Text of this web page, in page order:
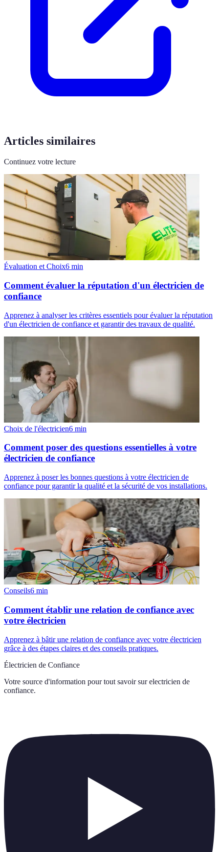
Articles similaires
Continuez votre lecture
Évaluation et Choix6 min
Comment évaluer la réputation d'un électricien de
confiance
Apprenez à analyser les critères essentiels pour évaluer la réputation
d'un électricien de confiance et garantir des travaux de qualité.
Choix de l'électricien6 min
Comment poser des questions essentielles à votre
électricien de confiance
Apprenez à poser les bonnes questions à votre électricien de
confiance pour garantir la qualité et la sécurité de vos installations.
Conseils6 min
Comment établir une relation de confiance avec
votre électricien
Apprenez à bâtir une relation de confiance avec votre électricien
grâce à des étapes claires et des conseils pratiques.
Électricien de Confiance
Votre source d'information pour tout savoir sur electricien de
confiance.